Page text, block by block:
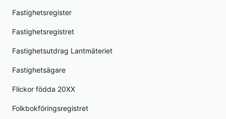
Fastighetsregister
Fastighetsregistret
Fastighetsutdrag Lantmäteriet
Fastighetsägare
Flickor födda 20XX
Folkbokföringsregistret